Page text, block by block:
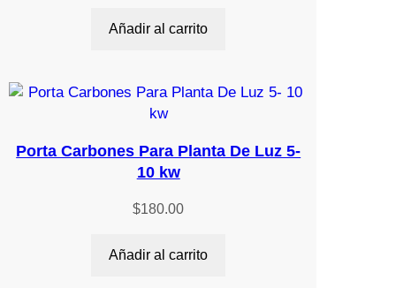
Añadir al carrito
Porta Carbones Para Planta De Luz 5-
10 kw
$180.00
Añadir al carrito